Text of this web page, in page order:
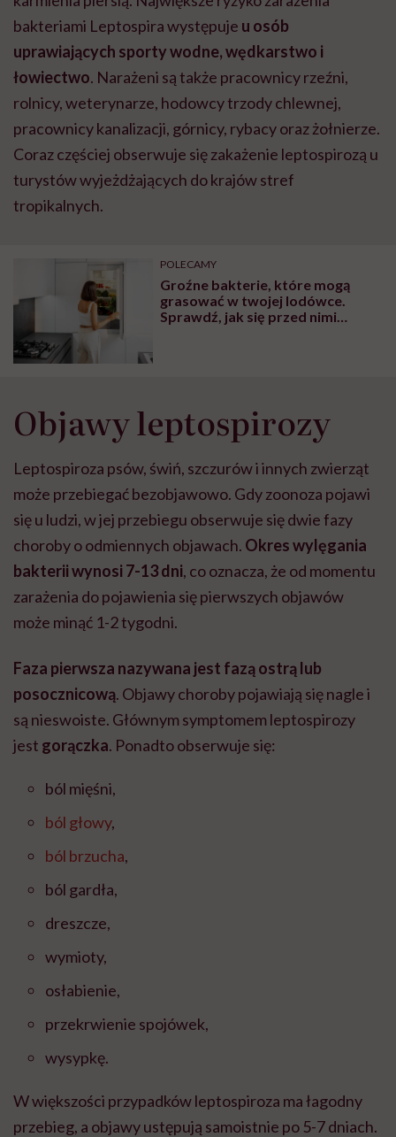
bakteriami Leptospira występuje u osób
uprawiających sporty wodne, wędkarstwo i
łowiectwo. Narażeni są także pracownicy rzeźni,
rolnicy, weterynarze, hodowcy trzody chlewnej,
pracownicy kanalizacji, górnicy, rybacy oraz żołnierze.
Coraz częściej obserwuje się zakażenie leptospirozą u
turystów wyjeżdżających do krajów stref
tropikalnych.
POLECAMY
Groźne bakterie, które mogą
grasować w twojej lodówce.
Sprawdź, jak się przed nimi
Objawy leptospirozy
Leptospiroza psów, świń, szczurów i innych zwierząt
może przebiegać bezobjawowo. Gdy zoonoza pojawi
się u ludzi, w jej przebiegu obserwuje się dwie fazy
choroby o odmiennych objawach. Okres wylęgania
bakterii wynosi 7-13 dni, co oznacza, że od momentu
zarażenia do pojawienia się pierwszych objawów
może minąć 1-2 tygodni.
Faza pierwsza nazywana jest fazą ostrą lub
posocznicową. Objawy choroby pojawiają się nagle i
są nieswoiste. Głównym symptomem leptospirozy
jest gorączka. Ponadto obserwuje się:
ból mięśni,
ból głowy,
ból brzucha,
ból gardła,
dreszcze,
wymioty,
osłabienie,
przekrwienie spojówek,
wysypkę.
W większości przypadków leptospiroza ma łagodny
przebieg, a objawy ustępują samoistnie po 5-7 dniach.